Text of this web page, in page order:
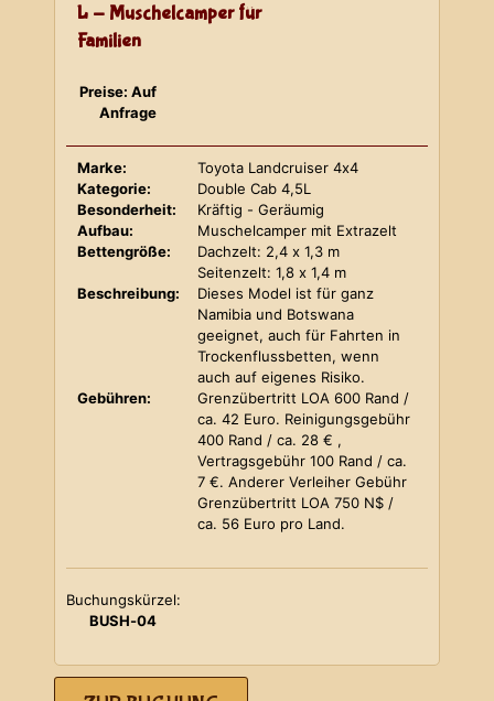
L - Muschelcamper für
Familien
Preise: Auf
Anfrage
Marke:
Toyota Landcruiser 4x4
Kategorie:
Double Cab 4,5L
Besonderheit:
Kräftig - Geräumig
Aufbau:
Muschelcamper mit Extrazelt
Bettengröße:
Dachzelt: 2,4 x 1,3 m
Seitenzelt: 1,8 x 1,4 m
Beschreibung:
Dieses Model ist für ganz
Namibia und Botswana
geeignet, auch für Fahrten in
Trockenflussbetten, wenn
auch auf eigenes Risiko.
Gebühren:
Grenzübertritt LOA 600 Rand /
ca. 42 Euro. Reinigungsgebühr
400 Rand / ca. 28 € ,
Vertragsgebühr 100 Rand / ca.
7 €. Anderer Verleiher Gebühr
Grenzübertritt LOA 750 N$ /
ca. 56 Euro pro Land.
Buchungskürzel:
BUSH-04